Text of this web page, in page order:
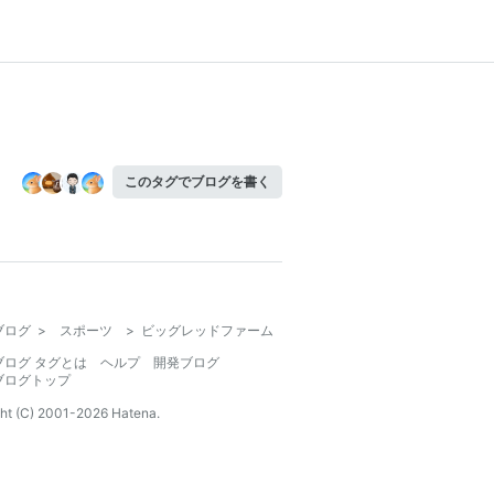
このタグでブログを書く
ログ > スポーツ > ビッグレッドファーム
ログ タグとは
ヘルプ
開発ブログ
ログトップ
(C) 2001-2026 Hatena.